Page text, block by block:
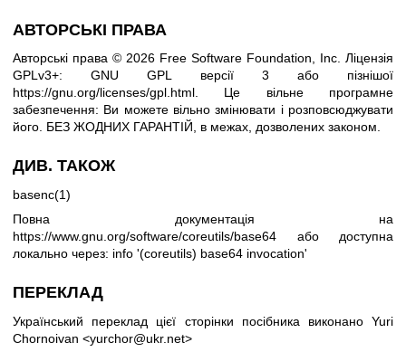
АВТОРСЬКІ ПРАВА
Авторські права © 2026 Free Software Foundation, Inc. Ліцензія
GPLv3+: GNU GPL версії 3 або пізнішої
https://gnu.org/licenses/gpl.html
Це вільне програмне
забезпечення: Ви можете вільно змінювати і розповсюджувати
його. БЕЗ ЖОДНИХ ГАРАНТІЙ, в межах, дозволених законом.
ДИВ. ТАКОЖ
basenc(1)
Повна документація на
https://www.gnu.org/software/coreutils/base64
або доступна
локально через: info '(coreutils) base64 invocation'
ПЕРЕКЛАД
Український переклад цієї сторінки посібника виконано Yuri
Chornoivan <yurchor@ukr.net>